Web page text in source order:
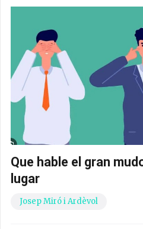
Que hable el gran
lugar
Josep Miró i Ardèvol